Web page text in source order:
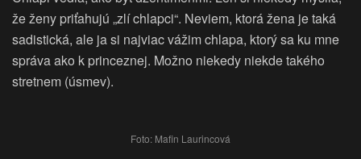
že ženy priťahujú „zlí chlapci“. Neviem, ktorá žena je taká
sadistická, ale ja si najviac vážim chlapa, ktorý sa ku mne
správa ako k princeznej. Možno niekedy niekde takého
stretnem (úsmev).
Foto: Mafin Laurincová